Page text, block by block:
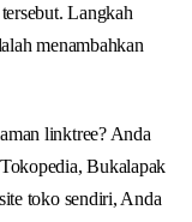
Langkah
menambahkan
linktree? Anda
Bukalapak
toko sendiri, Anda